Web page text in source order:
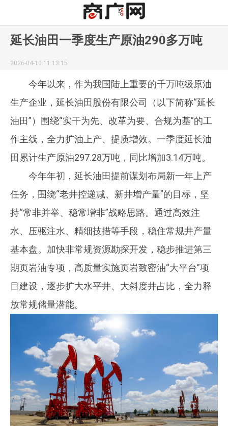
延长油田一季度生产原油290多万吨
2026-04-10 11:13:15
今年以来，作为我国陆上重要的千万吨级原油
生产企业，延长油田股份有限公司（以下简称“延长
油田”）围绕“实干为先、改革为要、合规为基”的工
作主线，全力扩油上产、提质增效。一季度延长油
田累计生产原油297.28万吨，同比增加3.14万吨。
今年年初，延长油田提前谋划布局新一年上产
任务，围绕“老井控递减、新井增产量”的目标，坚
持“常非并举、稳常增非”战略思路。通过高效注
水、压驱注水、精细技措等手段，稳住常规井产量
基本盘。加快非常规资源勘探开发，稳步推进第三
期页岩油专项，高质量实施页岩致密油“大平台”项
目建设，逐步扩大水平井、大斜度井占比，全力释
放常规储量潜能。